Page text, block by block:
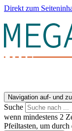
Direkt zum
Navigation auf- und
Suche
wenn mindestens 2
Pfeiltasten, um